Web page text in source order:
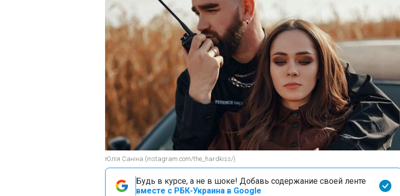
Юлія Саніна (instagram.com/the_hardkiss/)
Будь в курсе, а не в шоке! Добавь содержание своей ленте
вместе с РБК-Украина в Google